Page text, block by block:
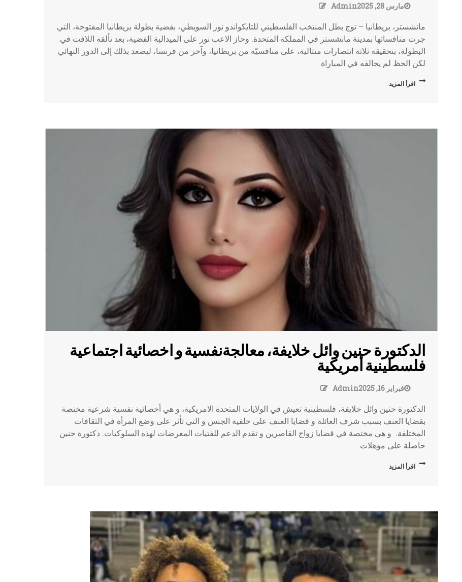
مارس 28, 2025 Admin
مانشستر، بريطانيا – توج بطل المنتخب الفلسطيني للتايكواندو نور السويطي، بفضية بطولة بريطانيا المفتوحة، التي
جرت منافساتها بمدينة مانشستر في المملكة المتحدة. وحاز الاعب نور على الميدالية الفضية، بعد تألقه اللافت في
البطولة، بتحقيقه ثلاثة انتصارات متتالية، على منافسيّه من بريطانيا، وآخر من فرنسا، ليصعد بذلك إلى الدور النهائي
لكن الحظ لم يحالفه في المباراة
اقرأ المزيد
الدكتورة حنين وائل خلايفة، معالجةنفسية و اخصائية اجتماعية
فلسطينية أمريكية
فبراير 16, 2025 Admin
الدكتورة حنين وائل خلايفة، فلسطينية تعيش في الولايات المتحدة الامريكية، و هي أخصائية نفسية شرعية مختصة
بقضايا العنف بسبب شرف العائلة و قضايا العنف على خلفية الجنس و التي تأثر على وضع المرأة في الثقافات
المختلفة. و هي مختصة في قضايا زواج القاصرين و تقدم الدعم للفتيات المعرضات لهذه السلوكيات. دكتورة حنين
حاصلة على مؤهلات
اقرأ المزيد